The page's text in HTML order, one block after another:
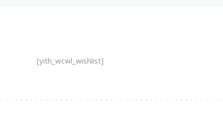
[yith_wcwl_wishlist]